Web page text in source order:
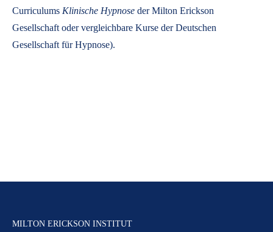
Curriculums Klinische Hypnose der Milton Erickson
Gesellschaft oder vergleichbare Kurse der Deutschen
Gesellschaft für Hypnose).
MILTON ERICKSON INSTITUT